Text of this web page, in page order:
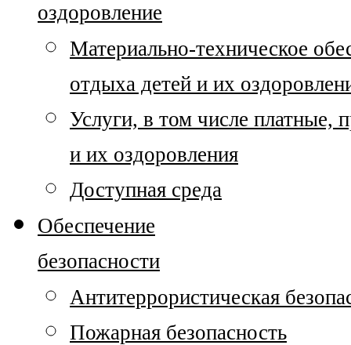
оздоровление
Материально-техническое
отдыха детей и их
Услуги, в том числе платные,
и их оздоровления
Доступная среда
Обеспечение
безопасности
Антитеррористическая
Пожарная безопасность